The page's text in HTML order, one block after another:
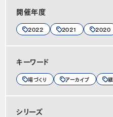
開催年度
2022 2021 2020
キーワード
場づくり アーカイブ
シリーズ